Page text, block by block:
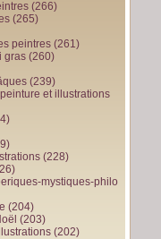
(266)
(265)
peintres (261)
gras (260)
(239)
et illustrations
(228)
mystiques-philo
(204)
(203)
(202)